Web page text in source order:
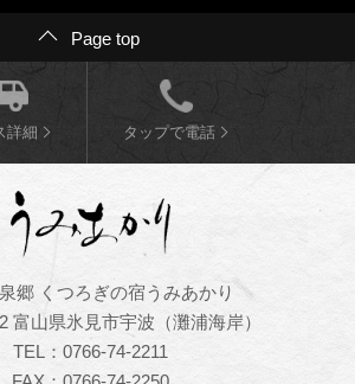
Page top
詳細 タップで電話
郷 くつろぎの宿うみあかり
富山県氷見市宇波（灘浦海岸）
TEL：0766-74-2211